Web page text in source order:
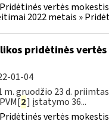
Pridėtinės vertės mokestis
2022 metais »
pridėtinės
01-04
m. gruodžio 23 d.
2] įstatymo 36...
Pridėtinės vertės mokestis